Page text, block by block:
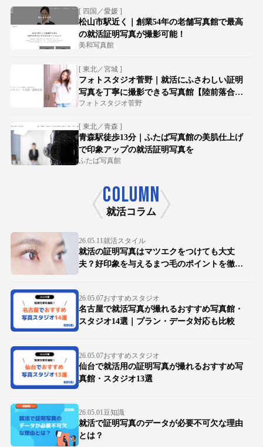
[ 四国／愛媛 ]
松山市駅近く｜創業54年の老舗写真館で最高
の就活証明写真が撮影可能！
美和写真館
[ 東北／宮城 ]
フォトスタジオ菅野｜就活にふさわしい証明
写真を丁寧に撮影できる写真館【陸前落合駅
徒歩15分】
フォトスタジオ菅野
[ 東北／青森 ]
青森駅徒歩13分｜ふたば写真館の美肌仕上げ
で印象アップの就活証明写真を
ふたば写真館
COLUMN
就活コラム
26.05.11就活スタイル
就活の証明写真はマツエクをつけても大丈
夫？好印象を与えるまつ毛のポイントを徹底
26.05.07おすすめスタジオ
名古屋で就活写真が撮れるおすすめ写真館・
スタジオ14選｜プラン・データ対応も比較
26.05.07おすすめスタジオ
仙台で就活用の証明写真が撮れるおすすめ写
真館・スタジオ13選
26.05.01豆知識
就活で証明写真のデータが必要不可欠な理由
とは？